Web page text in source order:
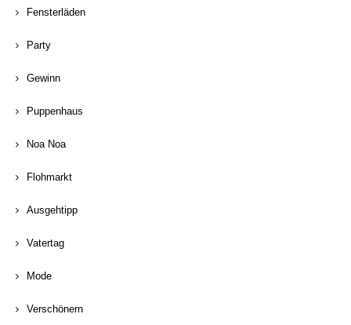
Fensterläden
Party
Gewinn
Puppenhaus
Noa Noa
Flohmarkt
Ausgehtipp
Vatertag
Mode
Verschönern